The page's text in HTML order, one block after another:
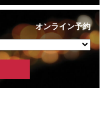
オンライン予約